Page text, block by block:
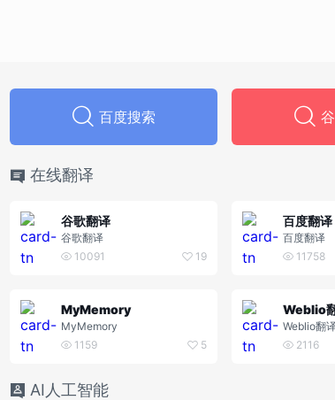
百度搜索
在线翻译
谷歌翻译
谷歌翻译
10091
19
百度翻译
百度翻译
11758
MyMemory
MyMemory
1159
5
Weblio
Weblio翻
2116
AI人工智能